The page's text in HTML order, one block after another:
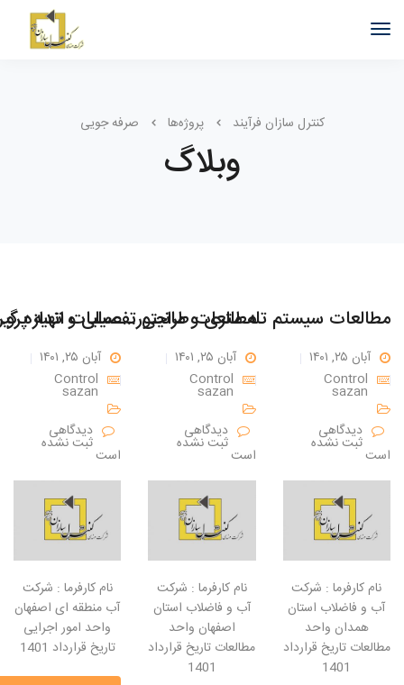
کنترل سازان فرآیند پروژه‌ها صرفه جویی
وبلاگ
آبان ۲۵, ۱۴۰۱
Control
sazan
دیدگاهی
ثبت نشده
است
نام کارفرما : شرکت
آب منطقه ای اصفهان
واحد امور اجرایی
تاریخ قرارداد 1401
مطالعات طراحی تفصیلی و
آبان ۲۵, ۱۴۰۱
Control
sazan
دیدگاهی
ثبت نشده
است
نام کارفرما : شرکت
آب و فاضلاب استان
اصفهان واحد
مطالعات تاریخ قرارداد
1401
مطالعات سیستم تله متری و مانیتورینگ مجتمع حسین آباد عاشوری شهرستان بهار
آبان ۲۵, ۱۴۰۱
Control
sazan
دیدگاهی
ثبت نشده
است
نام کارفرما : شرکت
آب و فاضلاب استان
همدان واحد
مطالعات تاریخ قرارداد
1401